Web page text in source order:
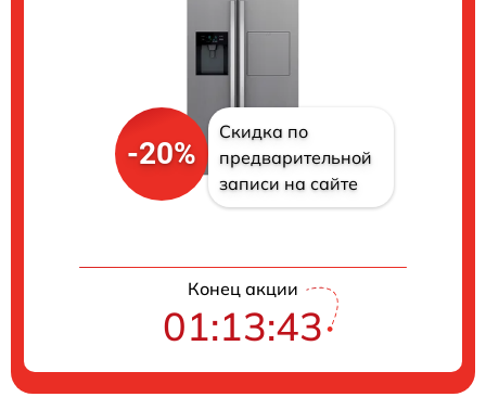
-20%
Скидка по
предварительной
записи на сайте
Конец акции
01:13:41